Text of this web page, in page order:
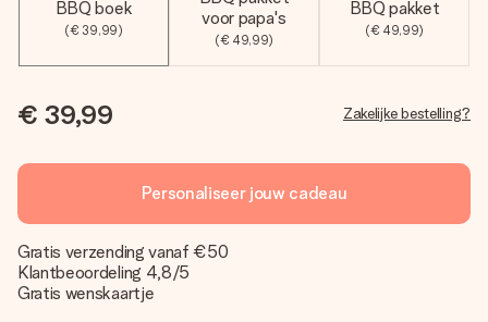
BBQ boek
(€ 39,99)
voor papa's
(€ 49,99)
BBQ pakket
(€ 49,99)
€ 39,99 Zakelijke bestelling?
Personaliseer jouw cadeau
Gratis verzending vanaf €50
Klantbeoordeling 4,8/5
Gratis wenskaartje